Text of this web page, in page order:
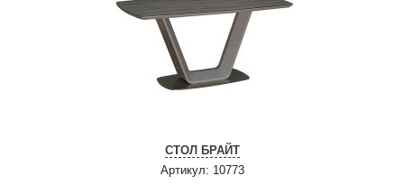
СТОЛ БРАЙТ
Артикул: 10773